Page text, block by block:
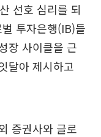
선호 심리를 되
투자은행(IB)들
장 사이클을 근
달아 제시하고
증권사와 글로